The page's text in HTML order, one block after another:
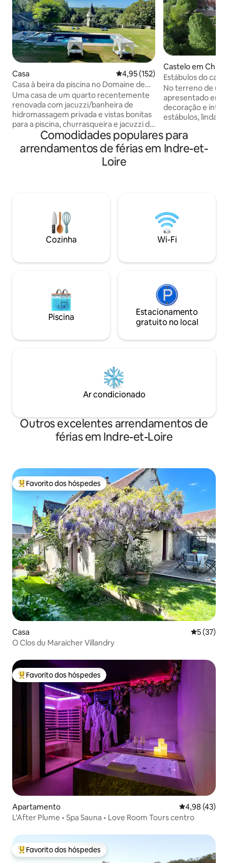
Casa Classificação média de 4,95 em
4,95 (152)
Casa à beira da piscina no Domaine de
Migny
Uma casa de um quarto recentemente
renovada com jacuzzi/banheira de
hidromassagem privada e vistas bonitas
para a piscina, churrasqueira e jacuzzi de
transbordamento. A piscina é partilhada
com 1 outro pequeno alojamento.
Situada no local de um castelo do século
XV e de uma coudelaria, em 40 hectares
roupa de cama egípcia. Todas as toalhas,
incluindo toalhas de piscina, são
adicionais.
Castelo em
Estábulos do
trufas
No terreno de um
apresentado em
decoração e
estábulos,
gloriosos com
de trufas de 10
personalidade e
não foi adaptado
deficiências de
Comodidades populares para
arrendamentos de férias em Indre-et-
Loire
Cozinha Wi-Fi
Piscina
Estacionamento
gratuito no local
Ar condicionado
Outros excelentes arrendamentos de
férias em Indre-et-Loire
Favoritos dos hóspedes mais apreciados
Favorito dos hóspedes
Casa
5 (37)
O Clos du Maraicher Villandry
Favoritos dos hóspedes mais apreciados
Favorito dos hóspedes
Apartamento Classificação
4,98 (43)
L'After Plume • Spa Sauna • Love Room Tours centro
Favoritos dos hóspedes mais apreciados
Favorito dos hóspedes